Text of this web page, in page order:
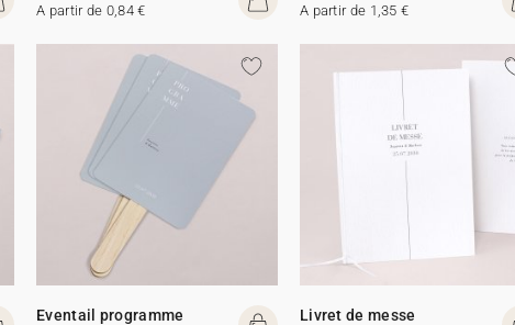
A partir de 0,84 € A partir de 1,35 €
Eventail programme Livret de messe